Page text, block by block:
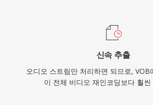
신속 추출
오디오 스트림만 처리하면 되므로,
이 전체 비디오 재인코딩보다 훨씬